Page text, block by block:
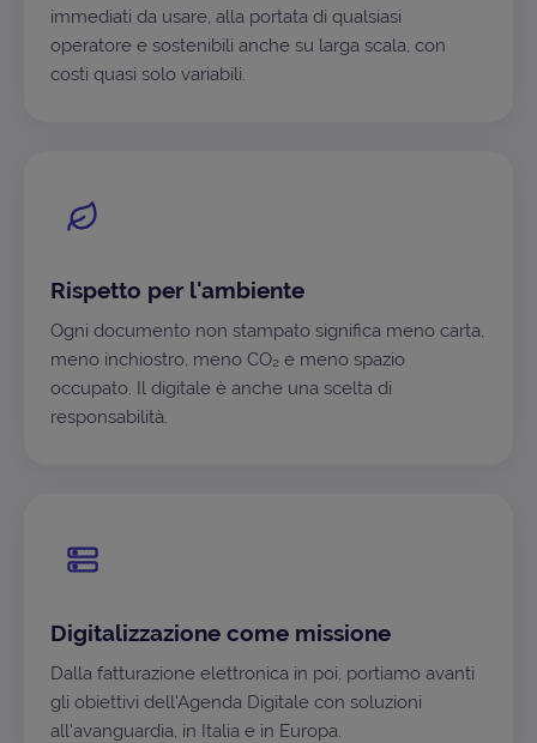
immediati da usare, alla portata di qualsiasi
operatore e sostenibili anche su larga scala, con
costi quasi solo variabili.
Rispetto per l'ambiente
Ogni documento non stampato significa meno carta,
meno inchiostro, meno CO₂ e meno spazio
occupato. Il digitale è anche una scelta di
responsabilità.
Digitalizzazione come missione
Dalla fatturazione elettronica in poi, portiamo avanti
gli obiettivi dell'Agenda Digitale con soluzioni
all'avanguardia, in Italia e in Europa.